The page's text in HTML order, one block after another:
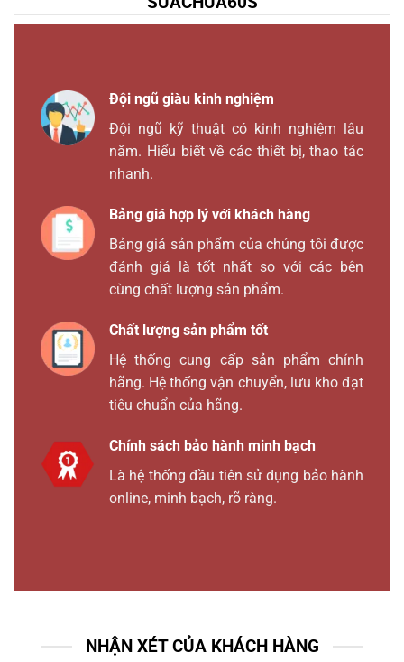
Đội ngũ giàu kinh nghiệm
Đội ngũ kỹ thuật có kinh nghiệm lâu
năm. Hiểu biết về các thiết bị, thao tác
nhanh.
Bảng giá hợp lý với khách hàng
Bảng giá sản phẩm của chúng tôi được
đánh giá là tốt nhất so với các bên
cùng chất lượng sản phẩm.
Chất lượng sản phẩm tốt
Hệ thống cung cấp sản phẩm chính
hãng. Hệ thống vận chuyển, lưu kho đạt
tiêu chuẩn của hãng.
Chính sách bảo hành minh bạch
Là hệ thống đầu tiên sử dụng bảo hành
online, minh bạch, rõ ràng.
NHẬN XÉT CỦA KHÁCH HÀNG